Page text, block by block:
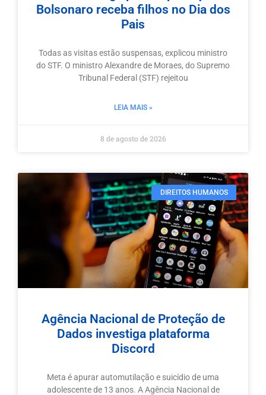
Bolsonaro receba filhos no Dia dos
Pais
Todas as visitas estão suspensas, explicou ministro
do STF. O ministro Alexandre de Moraes, do Supremo
Tribunal Federal (STF) rejeitou
LEIA MAIS »
8 de agosto de 2026
DIREITOS HUMANOS
Agência Nacional de Proteção de
Dados investiga plataforma
Discord
Meta é apurar automutilação e suicídio de uma
adolescente de 13 anos. A Agência Nacional de